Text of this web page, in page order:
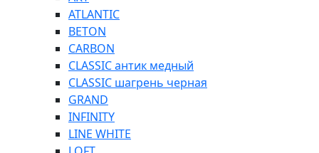
ATLANTIC
BETON
CARBON
CLASSIC антик медный
CLASSIC шагрень черная
GRAND
INFINITY
LINE WHITE